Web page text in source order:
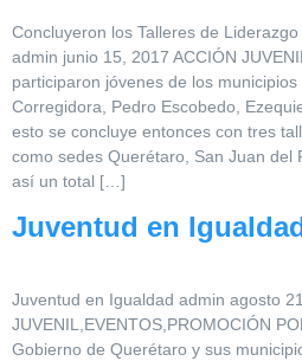
Concluyeron los Talleres de
admin junio 15, 2017 ACCIÓN
participaron jóvenes de los municipios
Corregidora, Pedro Escobedo,
esto se concluye entonces con tres
como sedes Querétaro, San Juan del
así un total […]
Juventud en
Juventud en Igualdad admin agosto
JUVENIL,EVENTOS,PROMOCIÓN
Gobierno de Querétaro y sus